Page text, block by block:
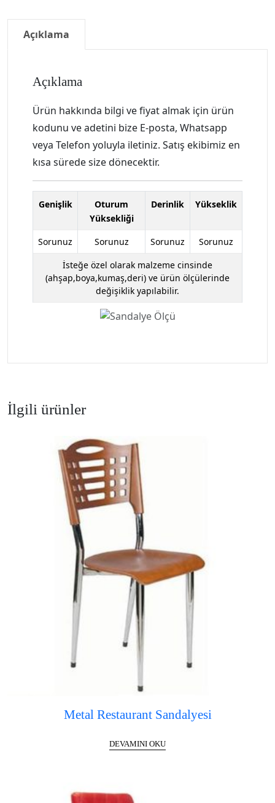
Açıklama
Açıklama
Ürün hakkında bilgi ve fiyat almak için ürün
kodunu ve adetini bize E-posta, Whatsapp
veya Telefon yoluyla iletiniz. Satış ekibimiz en
kısa sürede size dönecektir.
Genişlik
Oturum
Yüksekliği
Derinlik Yükseklik
Sorunuz Sorunuz Sorunuz
Sorunuz
İsteğe özel olarak malzeme cinsinde
(ahşap,boya,kumaş,deri) ve ürün ölçülerinde
değişiklik yapılabilir.
İlgili ürünler
Metal Restaurant Sandalyesi
DEVAMINI OKU